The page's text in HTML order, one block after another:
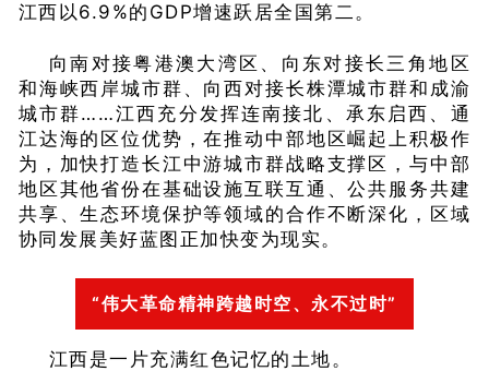
江西以6.9%的GDP增速跃居全国第二。
向南对接粤港澳大湾区、向东对接长三角地区
和海峡西岸城市群、向西对接长株潭城市群和成渝
城市群……江西充分发挥连南接北、承东启西、通
江达海的区位优势，在推动中部地区崛起上积极作
为，加快打造长江中游城市群战略支撑区，与中部
地区其他省份在基础设施互联互通、公共服务共建
共享、生态环境保护等领域的合作不断深化，区域
协同发展美好蓝图正加快变为现实。
“伟大革命精神跨越时空、永不过时”
江西是一片充满红色记忆的土地。